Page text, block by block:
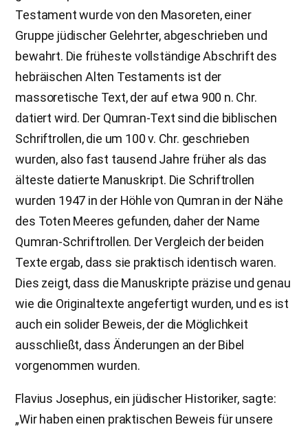
Testament wurde von den Masoreten, einer
Gruppe jüdischer Gelehrter, abgeschrieben und
bewahrt. Die früheste vollständige Abschrift des
hebräischen Alten Testaments ist der
massoretische Text, der auf etwa 900 n. Chr.
datiert wird. Der Qumran-Text sind die biblischen
Schriftrollen, die um 100 v. Chr. geschrieben
wurden, also fast tausend Jahre früher als das
älteste datierte Manuskript. Die Schriftrollen
wurden 1947 in der Höhle von Qumran in der Nähe
des Toten Meeres gefunden, daher der Name
Qumran-Schriftrollen. Der Vergleich der beiden
Texte ergab, dass sie praktisch identisch waren.
Dies zeigt, dass die Manuskripte präzise und genau
wie die Originaltexte angefertigt wurden, und es ist
auch ein solider Beweis, der die Möglichkeit
ausschließt, dass Änderungen an der Bibel
vorgenommen wurden.
Flavius Josephus, ein jüdischer Historiker, sagte:
„Wir haben einen praktischen Beweis für unsere